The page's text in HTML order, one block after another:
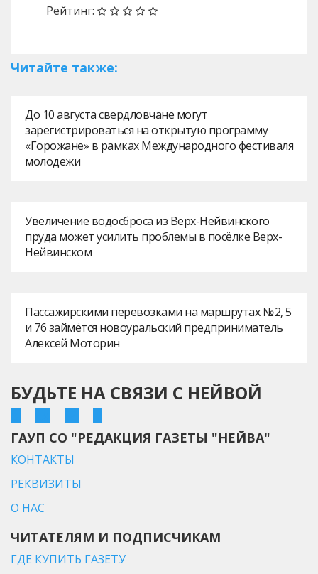
Рейтинг:
Читайте также:
До 10 августа свердловчане могут
зарегистрироваться на открытую программу
«Горожане» в рамках Международного фестиваля
молодежи
Увеличение водосброса из Верх-Нейвинского
пруда может усилить проблемы в посёлке Верх-
Нейвинском
Пассажирскими перевозками на маршрутах № 2, 5
и 76 займётся новоуральский предприниматель
Алексей Моторин
БУДЬТЕ НА СВЯЗИ С НЕЙВОЙ
ГАУП СО "РЕДАКЦИЯ ГАЗЕТЫ "НЕЙВА"
КОНТАКТЫ
РЕКВИЗИТЫ
О НАС
ЧИТАТЕЛЯМ И ПОДПИСЧИКАМ
ГДЕ КУПИТЬ ГАЗЕТУ